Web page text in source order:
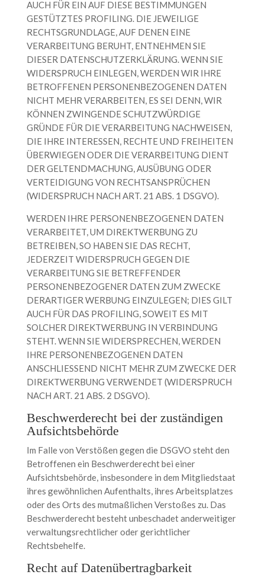
AUCH FÜR EIN AUF DIESE BESTIMMUNGEN
GESTÜTZTES PROFILING. DIE JEWEILIGE
RECHTSGRUNDLAGE, AUF DENEN EINE
VERARBEITUNG BERUHT, ENTNEHMEN SIE
DIESER DATENSCHUTZERKLÄRUNG. WENN SIE
WIDERSPRUCH EINLEGEN, WERDEN WIR IHRE
BETROFFENEN PERSONENBEZOGENEN DATEN
NICHT MEHR VERARBEITEN, ES SEI DENN, WIR
KÖNNEN ZWINGENDE SCHUTZWÜRDIGE
GRÜNDE FÜR DIE VERARBEITUNG NACHWEISEN,
DIE IHRE INTERESSEN, RECHTE UND FREIHEITEN
ÜBERWIEGEN ODER DIE VERARBEITUNG DIENT
DER GELTENDMACHUNG, AUSÜBUNG ODER
VERTEIDIGUNG VON RECHTSANSPRÜCHEN
(WIDERSPRUCH NACH ART. 21 ABS. 1 DSGVO).
WERDEN IHRE PERSONENBEZOGENEN DATEN
VERARBEITET, UM DIREKTWERBUNG ZU
BETREIBEN, SO HABEN SIE DAS RECHT,
JEDERZEIT WIDERSPRUCH GEGEN DIE
VERARBEITUNG SIE BETREFFENDER
PERSONENBEZOGENER DATEN ZUM ZWECKE
DERARTIGER WERBUNG EINZULEGEN; DIES GILT
AUCH FÜR DAS PROFILING, SOWEIT ES MIT
SOLCHER DIREKTWERBUNG IN VERBINDUNG
STEHT. WENN SIE WIDERSPRECHEN, WERDEN
IHRE PERSONENBEZOGENEN DATEN
ANSCHLIESSEND NICHT MEHR ZUM ZWECKE DER
DIREKTWERBUNG VERWENDET (WIDERSPRUCH
NACH ART. 21 ABS. 2 DSGVO).
Beschwerde­recht bei der zuständigen
Aufsichts­behörde
Im Falle von Verstößen gegen die DSGVO steht den
Betroffenen ein Beschwerderecht bei einer
Aufsichtsbehörde, insbesondere in dem Mitgliedstaat
ihres gewöhnlichen Aufenthalts, ihres Arbeitsplatzes
oder des Orts des mutmaßlichen Verstoßes zu. Das
Beschwerderecht besteht unbeschadet anderweitiger
verwaltungsrechtlicher oder gerichtlicher
Rechtsbehelfe.
Recht auf Daten­übertrag­barkeit